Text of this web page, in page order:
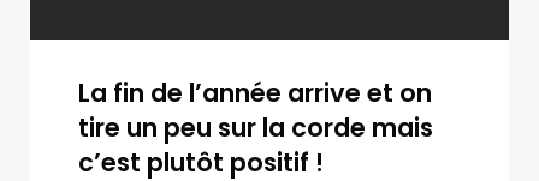
La fin de l’année arrive et on
tire un peu sur la corde mais
c’est plutôt positif !